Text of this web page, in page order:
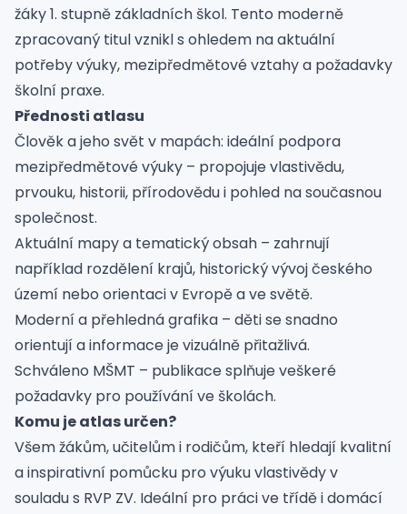
žáky 1. stupně základních škol. Tento moderně
zpracovaný titul vznikl s ohledem na aktuální
potřeby výuky, mezipředmětové vztahy a požadavky
školní praxe.
Přednosti atlasu
Člověk a jeho svět v mapách: ideální podpora
mezipředmětové výuky – propojuje vlastivědu,
prvouku, historii, přírodovědu i pohled na současnou
společnost.
Aktuální mapy a tematický obsah – zahrnují
například rozdělení krajů, historický vývoj českého
území nebo orientaci v Evropě a ve světě.
Moderní a přehledná grafika – děti se snadno
orientují a informace je vizuálně přitažlivá.
Schváleno MŠMT – publikace splňuje veškeré
požadavky pro používání ve školách.
Komu je atlas určen?
Všem žákům, učitelům i rodičům, kteří hledají kvalitní
a inspirativní pomůcku pro výuku vlastivědy v
souladu s RVP ZV. Ideální pro práci ve třídě i domácí